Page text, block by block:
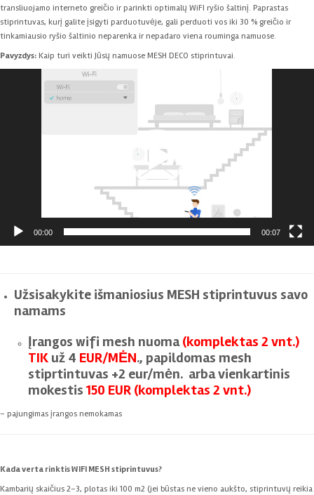
transliuojamo interneto greičio ir parinkti optimalų WiFI ryšio šaltinį. Paprastas
stiprintuvas, kurį galite įsigyti parduotuvėje, gali perduoti vos iki 30 % greičio ir
tinkamiausio ryšio šaltinio neparenka ir nepadaro viena rouminga namuose.
Pavyzdys:Kaip turi veikti Jūsų namuose MESH DECO stiprintuvai.
00:00 00:07
Užsisakykite išmaniosius MESH stiprintuvus savo
namams
Įrangos wifi mesh nuoma(komplektas 2 vnt.)
TIK už 4 EUR/MĖN., papildomas mesh
stiprtintuvas +2 eur/mėn. arba vienkartinis
mokestis 150 EUR (komplektas 2 vnt.)
– pajungimas įrangos nemokamas
Kada verta rinktis WIFI MESH stiprintuvus?
Kambarių skaičius 2–3, plotas iki 100 m2 (jei būstas ne vieno aukšto, stiprintuvų reikia